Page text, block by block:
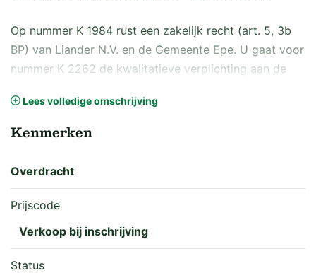
Op nummer K 1984 rust een zakelijk recht (art. 5, 3b
BP) van Liander N.V. en de Gemeente Epe. U gaat voor
nummer K 2262 de kwalitatieve verplichting aan de
Vallei en Veluwe, te onderhouden.
gebruik geweest als grasland.
lemig fijn zand (pZg23).
De ontwatering is goed vanwege de sloten rondom.
Lees volledige omschrijving
Kenmerken
Overdracht
Prijscode
Verkoop bij inschrijving
Status